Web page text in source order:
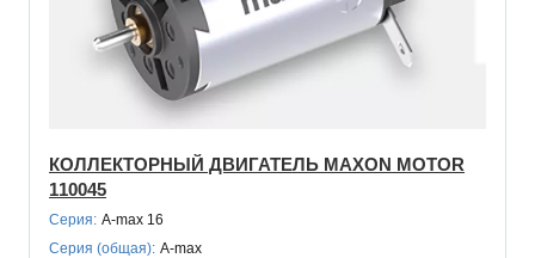
КОЛЛЕКТОРНЫЙ ДВИГАТЕЛЬ MAXON MOTOR
110045
Серия: A-max 16
Серия (общая): A-max